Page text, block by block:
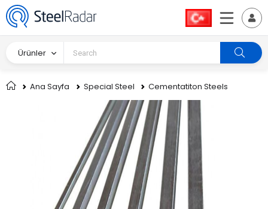
Ürünler
Ana Sayfa Special Steel Cementatiton Steels